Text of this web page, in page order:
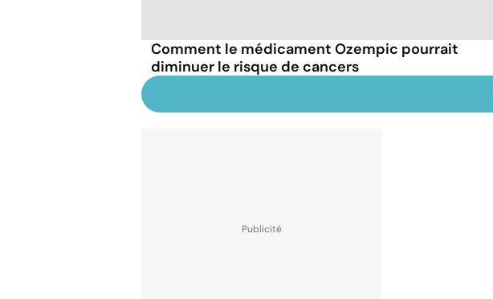
Comment le médicament Ozempic pourrait
diminuer le risque de cancers